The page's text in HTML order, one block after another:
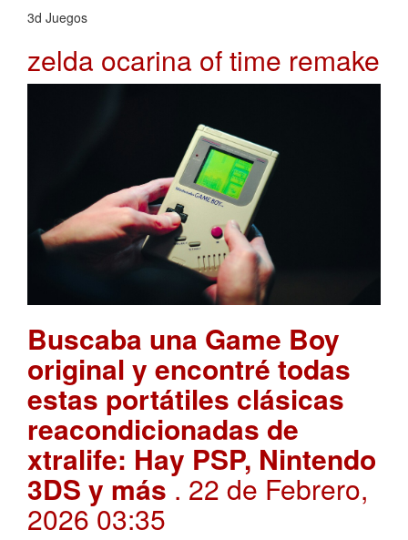
3d Juegos
zelda ocarina of time remake
Buscaba una Game Boy
original y encontré todas
estas portátiles clásicas
reacondicionadas de
xtralife: Hay PSP, Nintendo
3DS y más. 22 de Febrero,
2026 03:35